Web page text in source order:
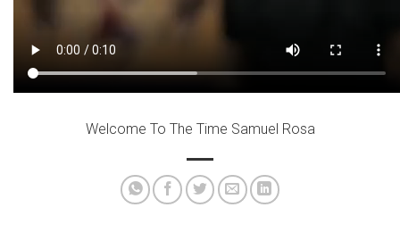
Welcome To The Time Samuel Rosa